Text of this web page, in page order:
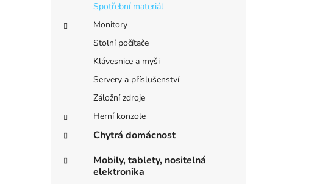
Spotřební materiál
Monitory
Stolní počítače
Klávesnice a myši
Servery a příslušenství
Záložní zdroje
Herní konzole
Chytrá domácnost
Mobily, tablety, nositelná
elektronika